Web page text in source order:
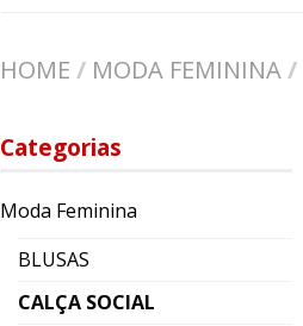
HOME / MODA FEMININA/
Categorias
Moda Feminina
BLUSAS
CALÇA SOCIAL